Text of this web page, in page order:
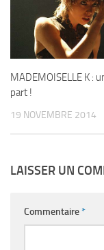
MADEMOISELLE K :
part !
19 NOVEMBRE 2014
LAISSER UN
Commentaire*